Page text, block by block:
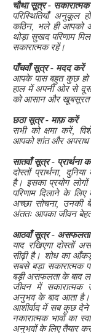
चौथा सूत्र -
परिस्थितियाँ अनुकूल
कठिन, भले ही आपको
थोड़ा सुखद परिणाम
सकारात्मक रहें।
पाँचवाँ सूत्र - मदद करें
आपके पास बहुत कुछ हो
हाल में अपनी ओर से
को आसान और खूबसूरत
छठा सूत्र - माफ़ करें
सभी को क्षमा करें,
आपको शांत और अपराध
सातवाँ सूत्र - प्रार्थना
दोस्तों प्रार्थना,
है। इसका प्रयोग
परिणाम दिलाने के
अच्छा सोचना, उनकी
अंततः आपका जीवन
आठवाँ सूत्र -
याद रखिएगा दोस्तों
सीढ़ी है। शोध का
सबसे बड़ा सकारात्मक
बड़ी असफलता के बाद
जीवन में
अनुभव के बाद आता है।
आशीर्वाद में सब कुछ
नकारात्मक भावों का
अनुभवों के लिए तैयार